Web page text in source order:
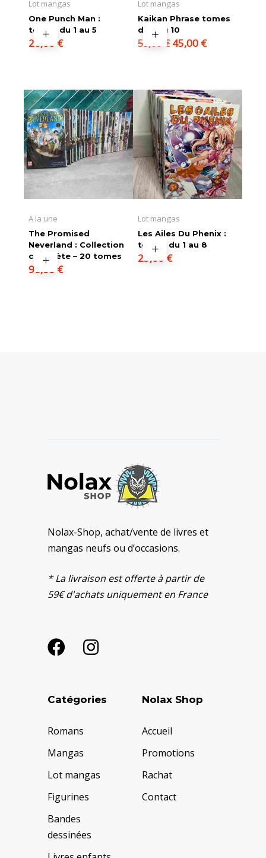
Lot mangas
One Punch Man :
tomes du 1 au 5
20,00 €
Lot mangas
Kaikan Phrase tomes
du 1 au 10
55,00 €
Le
était :
55,00 €.
45,00 €
Le
est :
45,00 €.
A la une
The Promised
Neverland : Collection
complète – 20 tomes
90,00 €
Lot mangas
Les Ailes Du Phenix :
tomes du 1 au 8
25,00 €
Nolax-Shop, achat/vente de livres et
mangas neufs ou d’occasions.
* La livraison est offerte à partir de
59€ d'achats uniquement en France
Catégories
Romans
Mangas
Lot mangas
Figurines
Bandes
dessinées
Nolax Shop
Accueil
Promotions
Rachat
Contact